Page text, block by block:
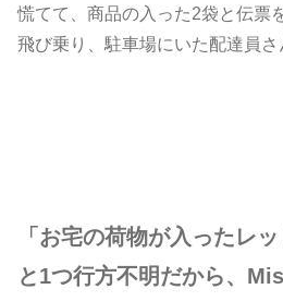
慌てて、商品の入った2袋と伝票
飛び乗り、駐車場にいた配達員
「お宅の荷物が入ったレ
と1つ行方不明だから、